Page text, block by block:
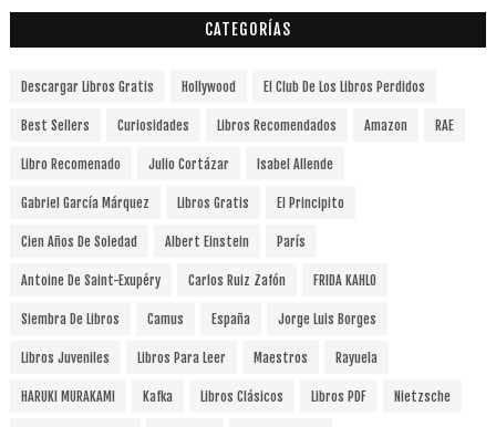
CATEGORÍAS
Descargar Libros Gratis Hollywood El Club De Los Libros Perdidos
Best Sellers Curiosidades Libros Recomendados Amazon RAE
Libro Recomenado Julio Cortázar Isabel Allende
Gabriel García Márquez Libros Gratis El Principito
Cien Años De Soledad Albert Einstein París
Antoine De Saint-Exupéry Carlos Ruiz Zafón FRIDA KAHLO
Siembra De Libros Camus España Jorge Luis Borges
Libros Juveniles Libros Para Leer Maestros Rayuela
HARUKI MURAKAMI Kafka Libros Clásicos Libros PDF Nietzsche